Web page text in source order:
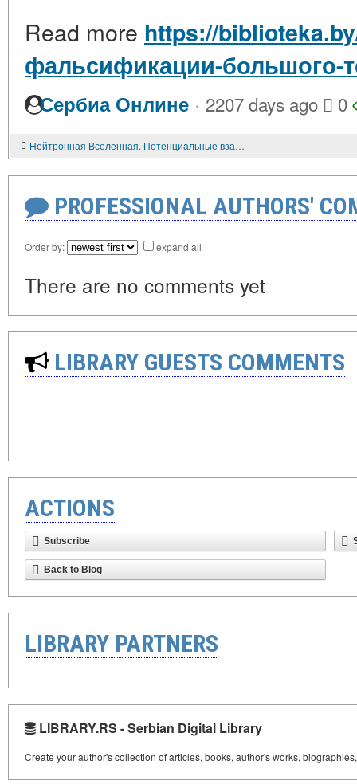
Read more https://
фальсификации-большого-
Сербиа Онлине · 2207 days ago 0
Нейтронная Вселенная. Потенциальные взаимодействия, отталкивание.
PROFESSIONAL AUTHORS'
Order by: expand all
There are no comments yet
LIBRARY GUESTS COMMENTS
ACTIONS
Subscribe
Back to Blog
LIBRARY PARTNERS
LIBRARY.RS - Serbian Digital Library
Create your author's collection of articles, books, author's works,